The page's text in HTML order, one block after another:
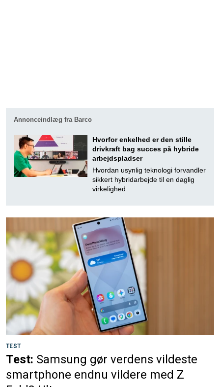
Annonceindlæg fra Barco
Hvorfor enkelhed er den stille
drivkraft bag succes på hybride
arbejdspladser
Hvordan usynlig teknologi forvandler
sikkert hybridarbejde til en daglig
virkelighed
TEST
Test: Samsung gør verdens vildeste
smartphone endnu vildere med Z